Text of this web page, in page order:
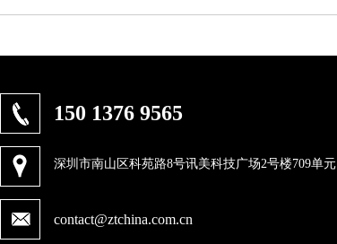
150 1376 9565
深圳市南山区科苑路8号讯美科技广场2号楼709单元
contact@ztchina.com.cn